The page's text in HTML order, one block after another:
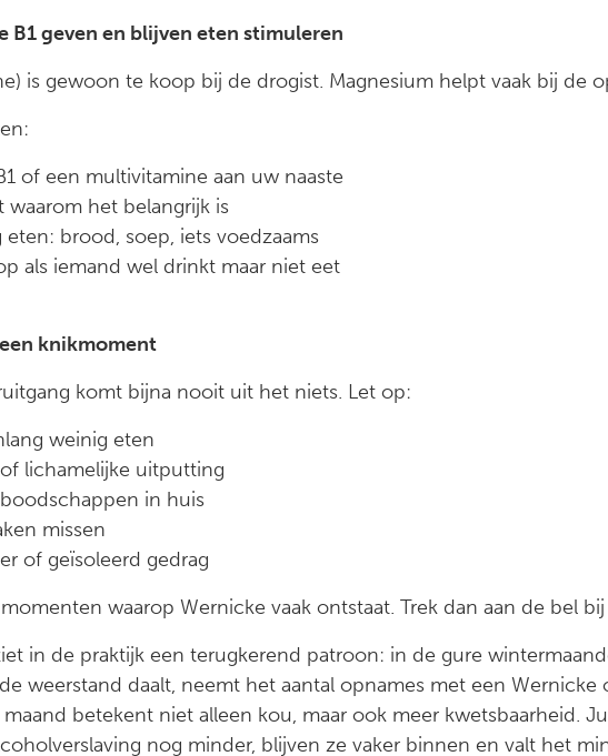
B1 geven en blijven eten stimuleren
is gewoon te koop bij de drogist. Magnesium helpt vaak bij de
of een multivitamine aan uw naaste
waarom het belangrijk is
eten: brood, soep, iets voedzaams
als iemand wel drinkt maar niet eet
knikmoment
komt bijna nooit uit het niets. Let op:
weinig eten
lichamelijke uitputting
in huis
missen
of geïsoleerd gedrag
waarop Wernicke vaak ontstaat. Trek dan aan de bel
in de praktijk een terugkerend patroon: in de gure
weerstand daalt, neemt het aantal opnames met een Wernicke
maand betekent niet alleen kou, maar ook meer kwetsbaarheid.
nog minder, blijven ze vaker binnen en valt het